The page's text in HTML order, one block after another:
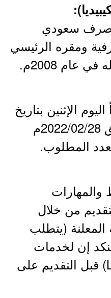
سعودي
ومقره الرئيسي
عام 2008م.
الإثنين بتاريخ
1443/07/27هـ الموافق 2022/02/28م
المطلوب.
والمهارات
من خلال
(يتطلب
إن لخدمات
التوظيف (™ LinkedIn) قبل التقديم على